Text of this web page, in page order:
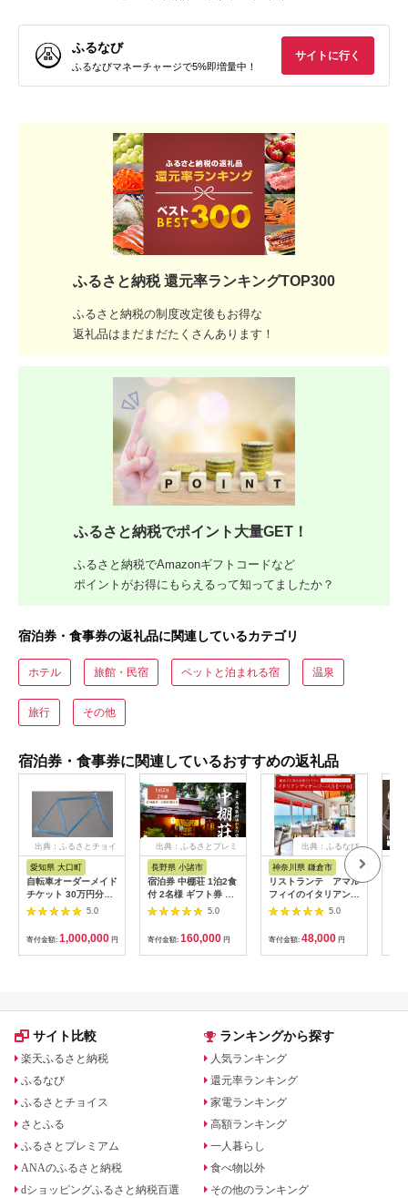
ふるなび
ふるなびマネーチャージで5%即増量中！
サイトに行く
ふるさと納税 還元率ランキングTOP300
ふるさと納税の制度改定後もお得な
返礼品はまだまだたくさんあります！
ふるさと納税でポイント大量GET！
ふるさと納税でAmazonギフトコードなど
ポイントがお得にもらえるって知ってましたか？
宿泊券・食事券の返礼品に関連しているカテゴリ
ホテル 旅館・民宿 ペットと泊まれる宿 温泉
旅行 その他
宿泊券・食事券に関連しているおすすめの返礼品
出典：ふるさとチョイ
愛知県 大口町
自転車オーダーメイド
チケット 30万円分
【1360365】
5.0
寄付金額: 1,000,000 円
出典：ふるさとプレミ
長野県 小諸市
宿泊券 中棚荘 1泊2食
付 2名様 ギフト券 チ
ケット 券 宿泊 旅行
5.0
寄付金額: 160,000 円
出典：ふるなび
神奈川県 鎌倉市
リストランテ アマル
フィイのイタリアンデ
ィナーコースA ペア
5.0
寄付金額: 48,000 円
サイト比較
楽天ふるさと納税
ふるなび
ふるさとチョイス
さとふる
ふるさとプレミアム
ANAのふるさと納税
dショッピングふるさと納税百選
ランキングから探す
人気ランキング
還元率ランキング
家電ランキング
高額ランキング
一人暮らし
食べ物以外
その他のランキング